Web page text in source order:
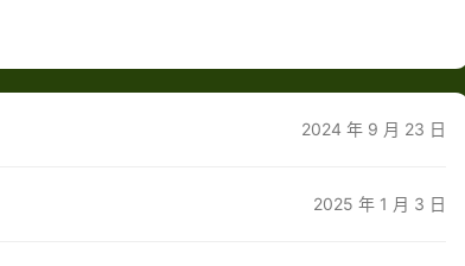
2024 年 9 月 23 日
2025 年 1 月 3 日